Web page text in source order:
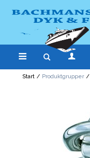
Start / Produktgrupper /